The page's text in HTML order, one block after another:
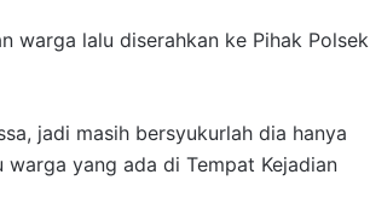
warga lalu diserahkan ke Pihak Polsek
jadi masih bersyukurlah dia hanya
yang ada di Tempat Kejadian